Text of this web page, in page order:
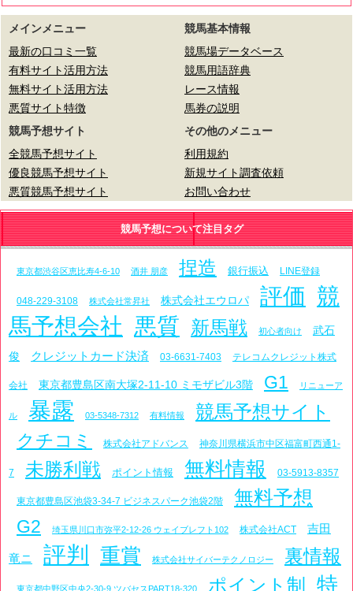
メインメニュー
最新の口コミ一覧
有料サイト活用方法
無料サイト活用方法
悪質サイト特徴
競馬基本情報
競馬場データベース
競馬用語辞典
レース情報
馬券の説明
競馬予想サイト
全競馬予想サイト
優良競馬予想サイト
悪質競馬予想サイト
その他のメニュー
利用規約
新規サイト調査依頼
お問い合わせ
競馬予想について注目タグ
東京都渋谷区恵比寿4-6-10 酒井 朋彦 捏造 銀行振込 LINE登録
048-229-3108 株式会社常昇社 株式会社エウロパ 評価 競
馬予想会社 悪質 新馬戦 初心者向け 武石
俊 クレジットカード決済 03-6631-7403 テレコムクレジット株式
会社 東京都豊島区南大塚2-11-10 ミモザビル3階 G1 リニューア
ル 暴露 03-5348-7312 有料情報 競馬予想サイト
クチコミ 株式会社アドバンス 神奈川県横浜市中区福富町西通1-
7 未勝利戦 ポイント情報 無料情報 03-5913-8357
東京都豊島区池袋3-34-7 ビジネスパーク池袋2階 無料予想
G2 埼玉県川口市弥平2-12-26 ウェイブレフト102 株式会社ACT 吉田
竜ニ 評判 重賞 株式会社サイバーテクノロジー 裏情報
東京都中野区中央2-30-9 ツバセスPART18-320 ポイント制 特